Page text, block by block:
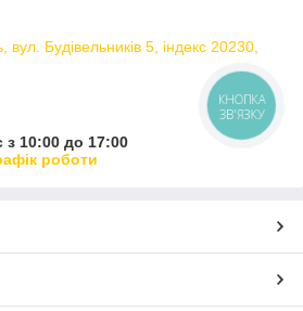
вул. Будівельників 5, індекс 20230,
з 10:00 до 17:00
роботи
КНОПКА
ЗВ'ЯЗКУ